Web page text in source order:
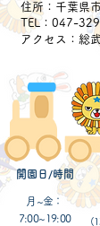
住所：千葉県
TEL：047-
アクセス：総
開園日/時間
月~金：
7:00~19:00